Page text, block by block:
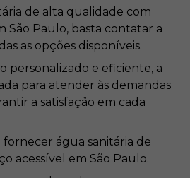
de alta qualidade com
São Paulo, basta contatar a
as opções disponíveis.
personalizado e eficiente, a
para atender às demandas
a satisfação em cada
fornecer água sanitária de
acessível em São Paulo.